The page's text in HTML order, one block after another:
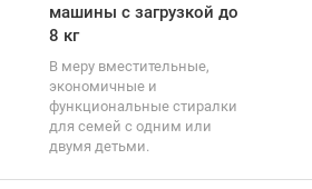
машины с загрузкой до
8 кг
В меру вместительные,
экономичные и
функциональные стиралки
для семей с одним или
двумя детьми.